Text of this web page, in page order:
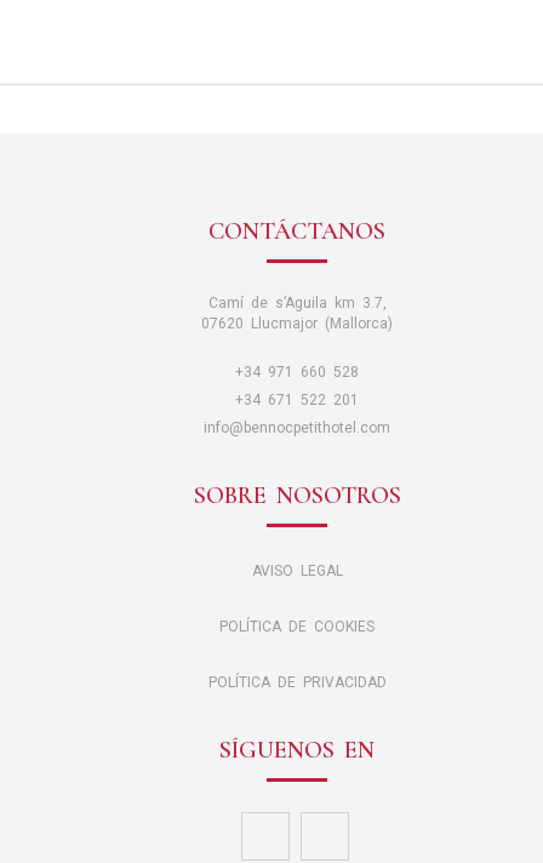
CONTÁCTANOS
Camí de s’Aguila km 3.7,
07620 Llucmajor (Mallorca)
+34 971 660 528
+34 671 522 201
info@bennocpetithotel.com
SOBRE NOSOTROS
AVISO LEGAL
POLÍTICA DE COOKIES
POLÍTICA DE PRIVACIDAD
SÍGUENOS EN